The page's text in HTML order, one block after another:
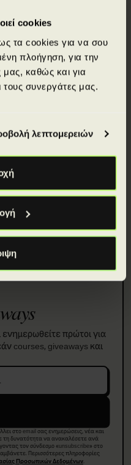
cookies
τα cookies για να σου
πλοήγηση, για την
μας, καθώς και για
συνεργάτες μας.
λεπτομερειών
από κορυφαίους
πρώτοι για
courses, giveaways και
στο email σας ενημερώσεις, νέα και
τη δυνατότητα να ανακαλέσετε ανά
τον σύνδεσμο «unsubscribe» στο
Περισσότερες πληροφορίες
Προσωπικών Δεδομένων.